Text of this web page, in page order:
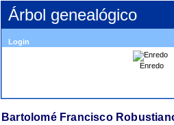
Árbol genealógico
Login
Enredo